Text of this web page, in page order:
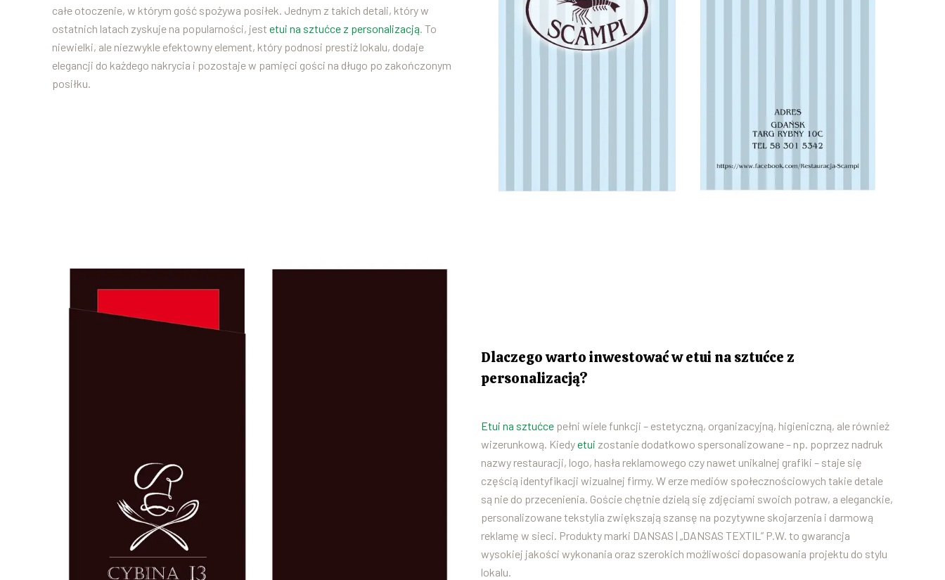
całe otoczenie, w którym gość spożywa posiłek. Jednym z takich detali, który w
ostatnich latach zyskuje na popularności, jest etui na sztućce z personalizacją. To
niewielki, ale niezwykle efektowny element, który podnosi prestiż lokalu, dodaje
elegancji do każdego nakrycia i pozostaje w pamięci gości na długo po zakończonym
posiłku.
Dlaczego warto inwestować w etui na sztućce z
personalizacją?
Etui na sztućce pełni wiele funkcji – estetyczną, organizacyjną, higieniczną, ale również
wizerunkową. Kiedyetui zostanie dodatkowo spersonalizowane – np. poprzez nadruk
nazwy restauracji, logo, hasła reklamowego czy nawet unikalnej grafiki – staje się
częścią identyfikacji wizualnej firmy. W erze mediów społecznościowych takie detale
są nie do przecenienia. Goście chętnie dzielą się zdjęciami swoich potraw, a eleganckie,
personalizowane tekstylia zwiększają szansę na pozytywne skojarzenia i darmową
reklamę w sieci. Produkty marki DANSAS | „DANSAS TEXTIL” P.W. to gwarancja
wysokiej jakości wykonania oraz szerokich możliwości dopasowania projektu do stylu
lokalu.